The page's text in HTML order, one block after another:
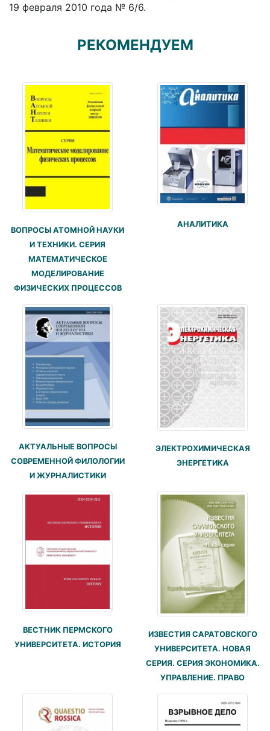
19 февраля 2010 года № 6/6.
РЕКОМЕНДУЕМ
ВОПРОСЫ АТОМНОЙ НАУКИ
И ТЕХНИКИ. СЕРИЯ
МАТЕМАТИЧЕСКОЕ
МОДЕЛИРОВАНИЕ
ФИЗИЧЕСКИХ ПРОЦЕССОВ
АНАЛИТИКА
АКТУАЛЬНЫЕ ВОПРОСЫ
СОВРЕМЕННОЙ ФИЛОЛОГИИ
И ЖУРНАЛИСТИКИ
ЭЛЕКТРОХИМИЧЕСКАЯ
ЭНЕРГЕТИКА
ВЕСТНИК ПЕРМСКОГО
УНИВЕРСИТЕТА. ИСТОРИЯ
ИЗВЕСТИЯ САРАТОВСКОГО
УНИВЕРСИТЕТА. НОВАЯ
СЕРИЯ. СЕРИЯ ЭКОНОМИКА.
УПРАВЛЕНИЕ. ПРАВО